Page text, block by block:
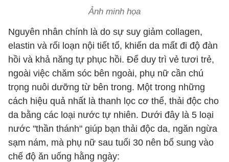
Ảnh minh họa
Nguyên nhân chính là do sự suy giảm collagen,
elastin và rối loạn nội tiết tố, khiến da mất đi độ đàn
hồi và khả năng tự phục hồi. Để duy trì vẻ tươi trẻ,
ngoài việc chăm sóc bên ngoài, phụ nữ cần chú
trọng nuôi dưỡng từ bên trong. Một trong những
cách hiệu quả nhất là thanh lọc cơ thể, thải độc cho
da bằng các loại nước tự nhiên. Dưới đây là 5 loại
nước "thần thánh" giúp bạn thải độc da, ngăn ngừa
sạm nám, mà phụ nữ sau tuổi 30 nên bổ sung vào
chế độ ăn uống hằng ngày: